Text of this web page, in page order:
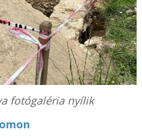
fotógaléria nyílik